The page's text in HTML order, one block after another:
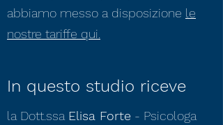
abbiamo messo a disposizione le
nostre tariffe qui.
In questo studio riceve
la Dott.ssa Elisa Forte - Psicologa